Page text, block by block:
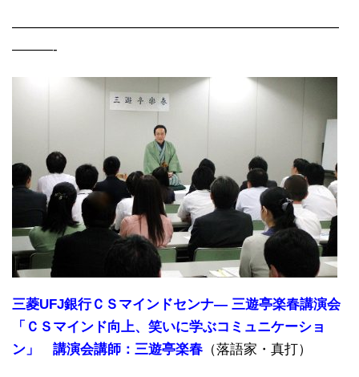
————————————————————————
———-
三菱UFJ銀行ＣＳマインドセンナ― 三遊亭楽春講演会
「ＣＳマインド向上、笑いに学ぶコミュニケーショ
ン」 講演会講師：三遊亭楽春 （落語家・真打）